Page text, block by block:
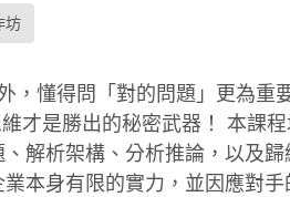
坊
，懂得問「對的問題」更為重
才是勝出的秘密武器！ 本課
解析架構、分析推論，以及
本身有限的實力，並因應對